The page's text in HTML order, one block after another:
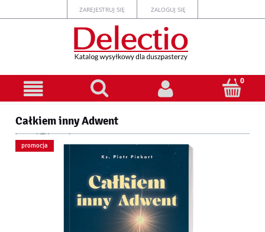
ZAREJESTRUJ SIĘ ZALOGUJ SIĘ
Całkiem inny Adwent
promocja